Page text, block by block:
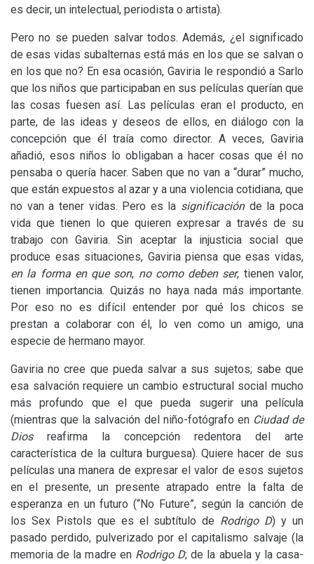
es decir, un intelectual, periodista o artista).
Pero no se pueden salvar todos. Además, ¿el significado
de esas vidas subalternas está más en los que se salvan o
en los que no? En esa ocasión, Gaviria le respondió a Sarlo
que los niños que participaban en sus películas querían que
las cosas fuesen así. Las películas eran el producto, en
parte, de las ideas y deseos de ellos, en diálogo con la
concepción que él traía como director. A veces, Gaviria
añadió, esos niños lo obligaban a hacer cosas que él no
pensaba o quería hacer. Saben que no van a “durar” mucho,
que están expuestos al azar y a una violencia cotidiana, que
no van a tener vidas. Pero es la significaciónde la poca
vida que tienen lo que quieren expresar a través de su
trabajo con Gaviria. Sin aceptar la injusticia social que
produce esas situaciones, Gaviria piensa que esas vidas,
en la forma en que son, no como deben ser, tienen valor,
tienen importancia. Quizás no haya nada más importante.
Por eso no es difícil entender por qué los chicos se
prestan a colaborar con él, lo ven como un amigo, una
especie de hermano mayor.
Gaviria no cree que pueda salvar a sus sujetos; sabe que
esa salvación requiere un cambio estructural social mucho
más profundo que el que pueda sugerir una película
(mientras que la salvación del niño-fotógrafo en Ciudad de
Diosreafirma la concepción redentora del arte
característica de la cultura burguesa). Quiere hacer de sus
películas una manera de expresar el valor de esos sujetos
en el presente, un presente atrapado entre la falta de
esperanza en un futuro (“No Future”, según la canción de
los Sex Pistols que es el subtítulo de Rodrigo D) y un
pasado perdido, pulverizado por el capitalismo salvaje (la
memoria de la madre enRodrigo D; de la abuela y la casa-